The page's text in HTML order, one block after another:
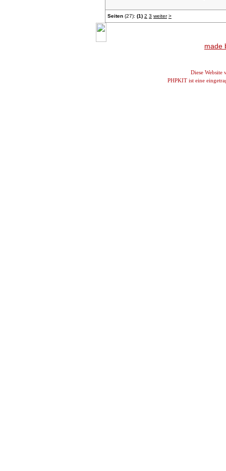
Seiten (27): (1) 2 3 weiter >
made
Diese Website
PHPKIT ist eine